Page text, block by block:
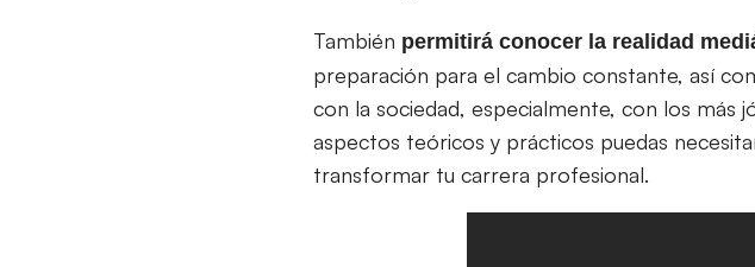
También permitirá conocer la realidad
preparación para el cambio constante, así
con la sociedad, especialmente, con los
aspectos teóricos y prácticos puedas
transformar tu carrera profesional.